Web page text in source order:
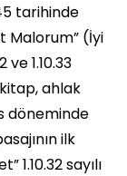
tarihinde
Malorum” (İyi
ve 1.10.33
ahlak
döneminde
ilk
1.10.32 sayılı